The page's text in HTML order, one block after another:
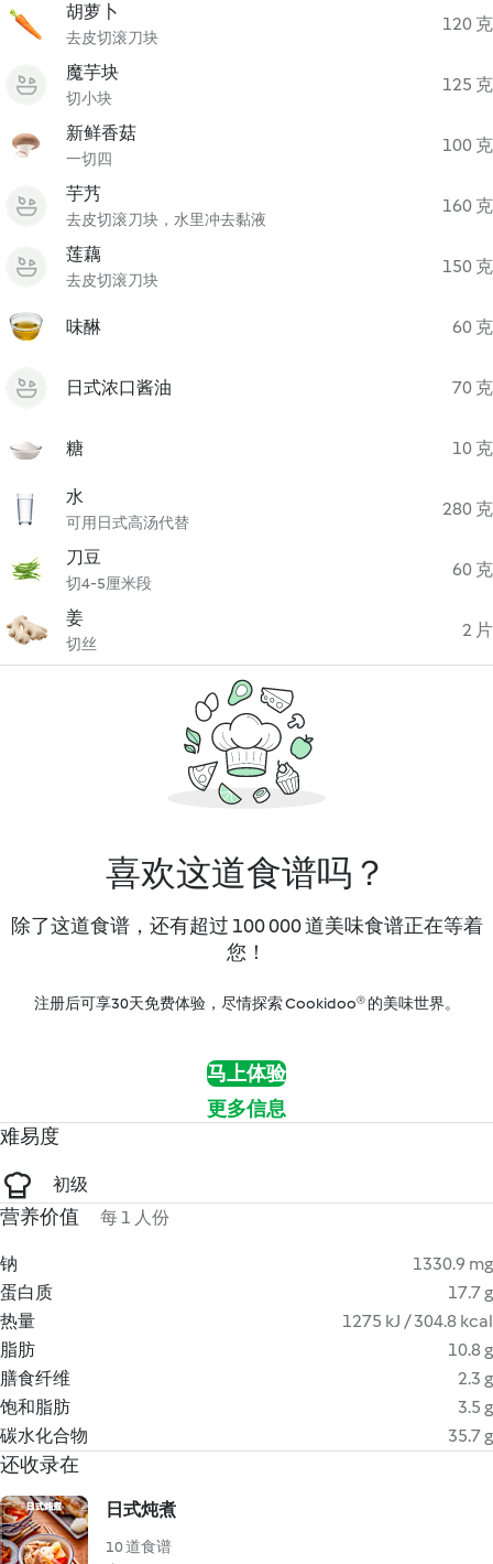
胡萝卜
去皮切滚刀块
120 克
魔芋块
切小块
125 克
新鲜香菇
一切四
100 克
芋艿
去皮切滚刀块，水里冲去黏液
160 克
莲藕
去皮切滚刀块
150 克
味醂 60 克
日式浓口酱油 70 克
糖 10 克
水
可用日式高汤代替
280 克
刀豆
切4-5厘米段
60 克
姜
切丝
2 片
喜欢这道食谱吗？
除了这道食谱，还有超过 100 000 道美味食谱正在等着
您！
注册后可享30天免费体验，尽情探索 Cookidoo® 的美味世界。
马上体验
更多信息
难易度
初级
营养价值 每 1 人份
钠
1330.9 mg
蛋白质
17.7 g
热量
1275 kJ / 304.8 kcal
脂肪
10.8 g
膳食纤维
2.3 g
饱和脂肪
3.5 g
碳水化合物
35.7 g
还收录在
日式炖煮
10 道食谱